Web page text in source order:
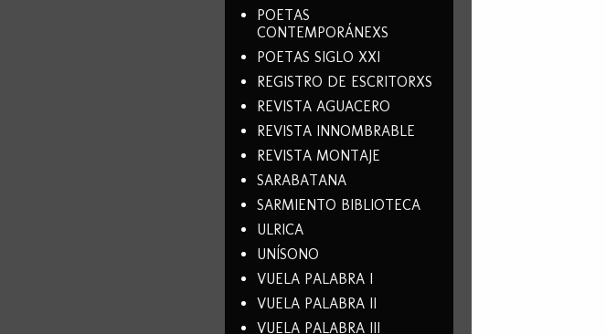
POETAS
CONTEMPORÁNEXS
POETAS SIGLO XXI
REGISTRO DE ESCRITORXS
REVISTA AGUACERO
REVISTA INNOMBRABLE
REVISTA MONTAJE
SARABATANA
SARMIENTO BIBLIOTECA
ULRICA
UNÍSONO
VUELA PALABRA I
VUELA PALABRA II
VUELA PALABRA III